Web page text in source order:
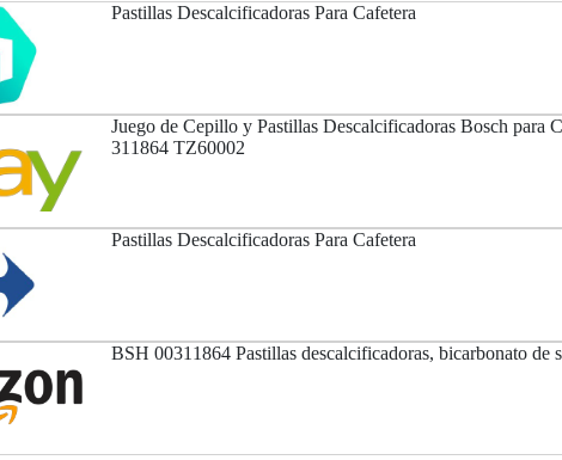
Pastillas Descalcificadoras Para Cafetera
Juego de Cepillo y Pastillas Descalcificadoras Bosch para
311864 TZ60002
Pastillas Descalcificadoras Para Cafetera
BSH 00311864 Pastillas descalcificadoras, bicarbonato de